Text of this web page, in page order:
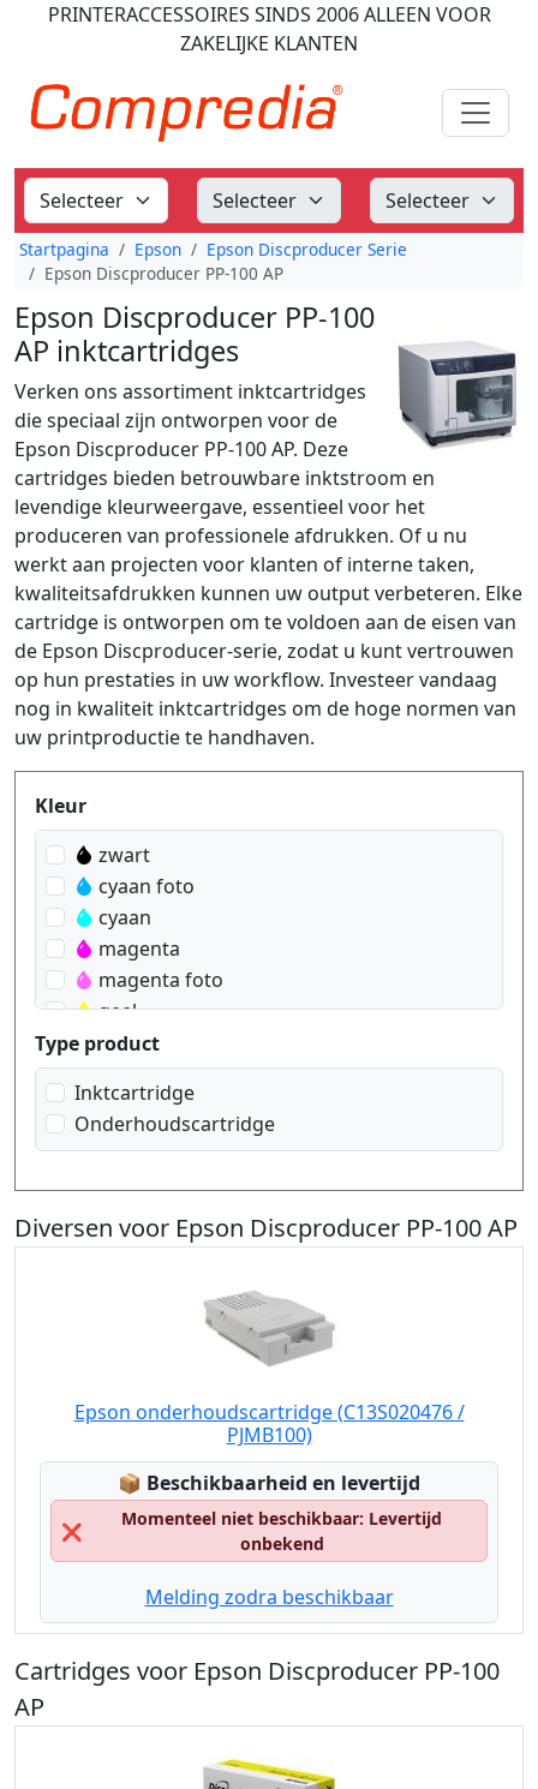
PRINTERACCESSOIRES SINDS 2006ALLEEN VOOR
ZAKELIJKE KLANTEN
Startpagina Epson
Epson Discproducer Serie
Epson Discproducer PP-100 AP
Epson Discproducer PP-100
AP inktcartridges
Verken ons assortiment inktcartridges
die speciaal zijn ontworpen voor de
Epson Discproducer PP-100 AP. Deze
cartridges bieden betrouwbare inktstroom en
levendige kleurweergave, essentieel voor het
produceren van professionele afdrukken. Of u nu
werkt aan projecten voor klanten of interne taken,
kwaliteitsafdrukken kunnen uw output verbeteren. Elke
cartridge is ontworpen om te voldoen aan de eisen van
de Epson Discproducer-serie, zodat u kunt vertrouwen
op hun prestaties in uw workflow. Investeer vandaag
nog in kwaliteit inktcartridges om de hoge normen van
uw printproductie te handhaven.
Produktfilter
Kleur
zwart
cyaan foto
cyaan
magenta
magenta foto
geel
Type product
Inktcartridge
Onderhoudscartridge
Diversen voor Epson Discproducer PP-100 AP
Epson onderhoudscartridge (C13S020476 /
PJMB100)
📦 Lagerstatus:
Beschikbaarheid en levertijd
❌
Momenteel niet beschikbaar: Levertijd
onbekend
Melding zodra beschikbaar
Cartridges voor Epson Discproducer PP-100
AP